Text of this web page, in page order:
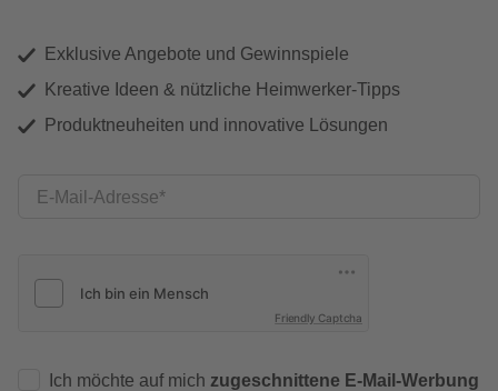
Exklusive Angebote und Gewinnspiele
Kreative Ideen & nützliche Heimwerker-Tipps
Produktneuheiten und innovative Lösungen
E-Mail-Adresse
Friendly Captcha
Ich möchte auf mich zugeschnittene E-Mail-Werbung